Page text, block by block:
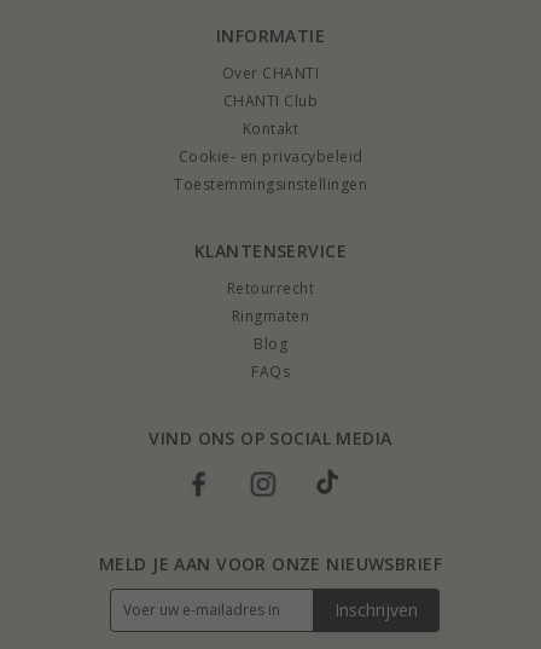
INFORMATIE
Over CHANTI
CHANTI Club
Kontakt
Cookie- en privacybeleid
Toestemmingsinstellingen
KLANTENSERVICE
Retourrecht
Ringmaten
Blog
FAQs
VIND ONS OP SOCIAL MEDIA
MELD JE AAN VOOR ONZE NIEUWSBRIEF
Inschrijven